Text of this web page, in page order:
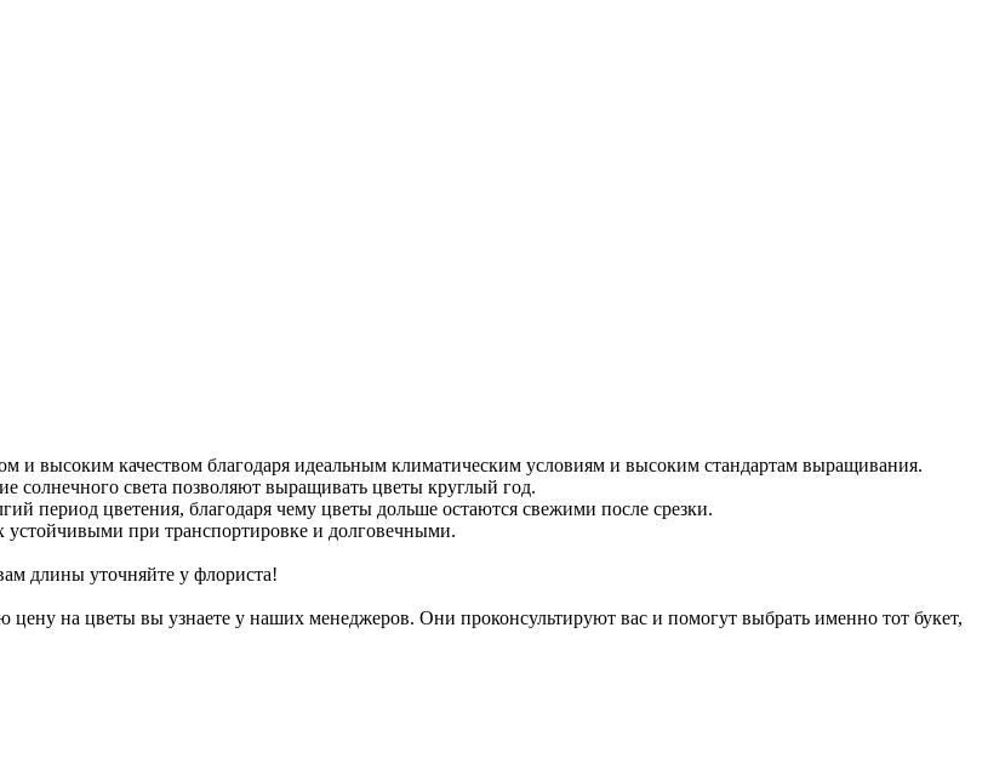
и высоким качеством благодаря идеальным климатическим условиям и высоким стандартам выращивания.
солнечного света позволяют выращивать цветы круглый год.
период цветения, благодаря чему цветы дольше остаются свежими после срезки.
при транспортировке и долговечными.
длины уточняйте у флориста!
на цветы вы узнаете у наших менеджеров. Они проконсультируют вас и помогут выбрать именно тот букет,